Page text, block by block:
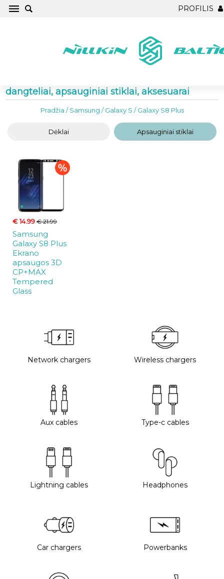
PROFILIS
dangteliai, apsauginiai stiklai, aksesuarai
Pradžia /Samsung /Galaxy S /Galaxy S8 Plus
Dėklai Apsauginiai stiklai
€ 14.99€ 21.99
Samsung
Galaxy S8 Plus
Ekrano
apsaugos 3D
CP+MAX
Tempered
Glass
Network chargers Wireless chargers
Aux cables Type-c cables
Lightning cables Headphones
Car chargers Powerbanks